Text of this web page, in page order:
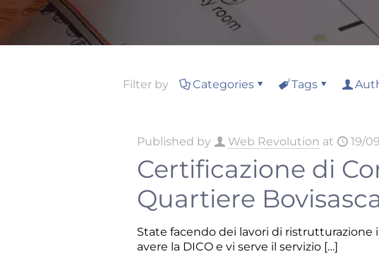
Filter by Categories Tags
Published by Web Revolution at 19/
Certificazione di
Quartiere
State facendo dei lavori di
avere la DICO e vi serve il servizio […]